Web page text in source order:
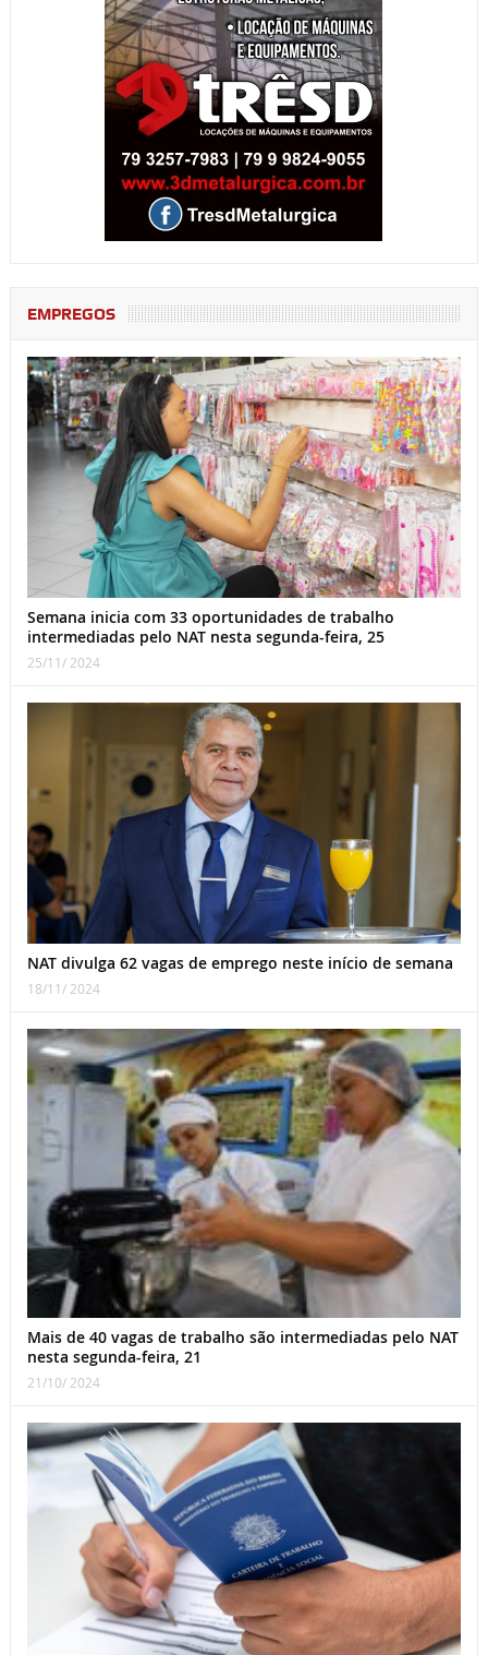
EMPREGOS
Semana inicia com 33 oportunidades de trabalho
intermediadas pelo NAT nesta segunda-feira, 25
25/11/ 2024
NAT divulga 62 vagas de emprego neste início de semana
18/11/ 2024
Mais de 40 vagas de trabalho são intermediadas pelo NAT
nesta segunda-feira, 21
21/10/ 2024